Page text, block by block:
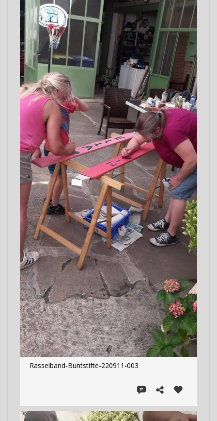
Rasselband-Buntstifte-220911-003